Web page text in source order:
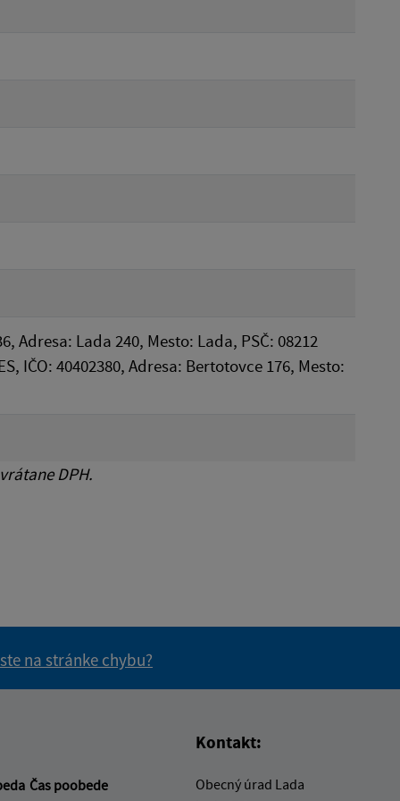
Adresa: Lada 240, Mesto: Lada, PSČ: 08212
IČO: 40402380, Adresa: Bertotovce 176, Mesto:
DPH.
na stránke chybu?
Čas poobede
Kontakt:
Obecný úrad Lada